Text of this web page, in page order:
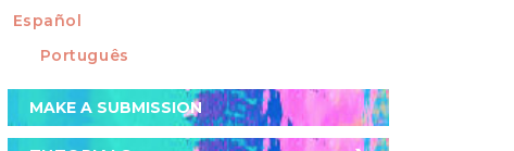
Español
Português
Make
a
MAKE A SUBMISSION